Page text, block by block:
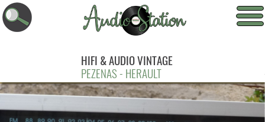
HIFI & AUDIO VINTAGE
PEZENAS - HERAULT